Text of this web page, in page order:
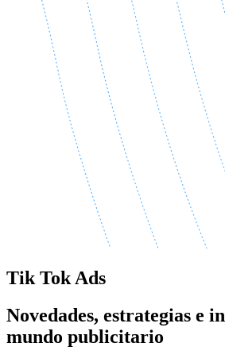
Tik Tok Ads
Novedades, estrategias e
mundo publicitario